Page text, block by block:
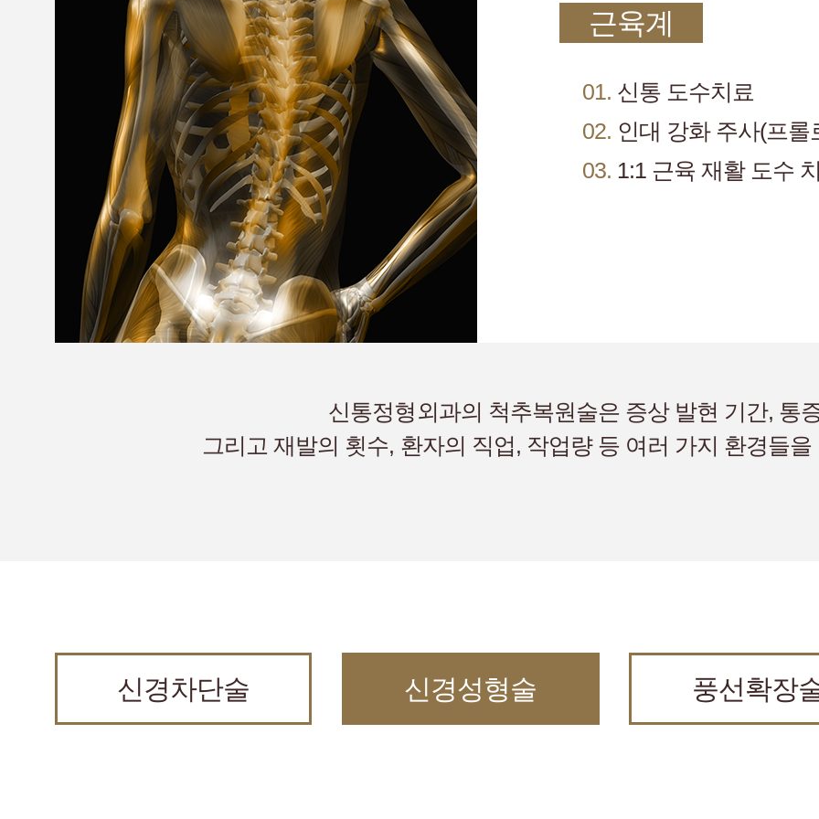
근육계
01. 신통 도수치료
02. 인대 강화 주사(프롤
03. 1:1 근육 재활 도수
신통정형외과의 척추복원술은 증상 발현 기간, 통
그리고 재발의 횟수, 환자의 직업, 작업량 등 여러 가지 환경들
신경차단술 신경성형술 풍선확장